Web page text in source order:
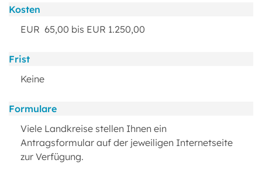
Kosten
EUR 65,00 bis EUR 1.250,00
Frist
Keine
Formulare
Viele Landkreise stellen Ihnen ein
Antragsformular auf der jeweiligen Internetseite
zur Verfügung.